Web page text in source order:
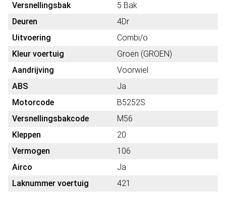
Versnellingsbak
5 Bak
Deuren
4Dr
Uitvoering
Combi/o
Kleur voertuig
Groen (GROEN)
Aandrijving
Voorwiel
ABS
Ja
Motorcode
B5252S
Versnellingsbakcode
M56
Kleppen
20
Vermogen
106
Airco
Ja
Laknummer voertuig
421